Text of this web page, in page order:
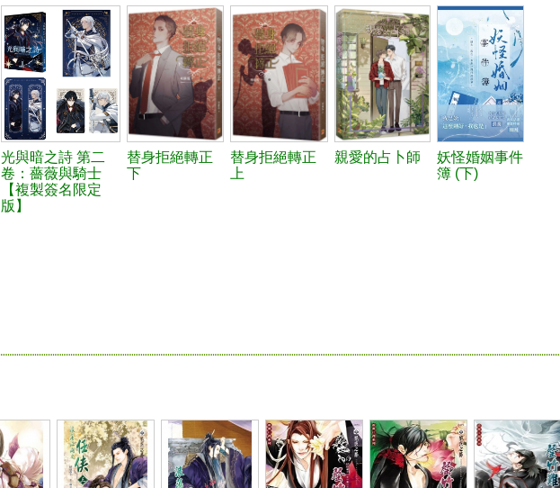
光與暗之詩 第二
卷：薔薇與騎士
【複製簽名限定
版】
替身拒絕轉正
下
替身拒絕轉正
上
親愛的占卜師
妖怪婚姻事件
簿 (下)